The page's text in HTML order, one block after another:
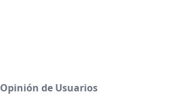
Opinión de Usuarios